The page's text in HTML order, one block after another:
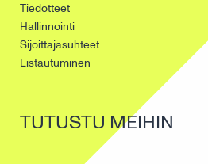
Tiedotteet
Hallinnointi
Sijoittajasuhteet
Listautuminen
TUTUSTU MEIHIN